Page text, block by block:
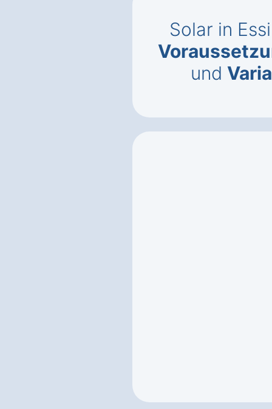
Solar in
und